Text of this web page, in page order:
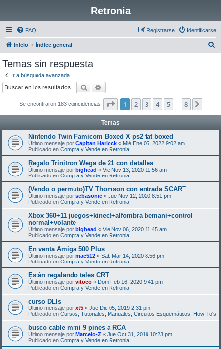
Retronia
FAQ Identificarse
Registrarse
Inicio Índice general
Temas sin respuesta
Ir a búsqueda avanzada
Buscar
Se encontraron 183 coincidencias Página de
1 2 3 4 5 8
Temas
Nintendo Twin Famicom Boxed X ps2 fat boxed
Último mensaje por Capitan Harlock « Mié Ene 05, 2022 9:02 am
Publicado en Compra y Vende en Retronia
Regalo Trinitron Wega de 21 con detalles
Último mensaje por bighead « Vie Nov 13, 2020 11:56 am
Publicado en Compra y Vende en Retronia
(Vendo o permuto)TV Thomson con entrada SCART
Último mensaje por sebasonic « Jue Nov 12, 2020 8:51 pm
Publicado en Compra y Vende en Retronia
Xbox 360+11 juegos+kinect+alfombra bemani+control
normal+volante
Último mensaje por bighead « Vie Nov 06, 2020 11:45 am
Publicado en Compra y Vende en Retronia
En venta Amiga 500 Plus
Último mensaje por mac512 « Sab Mar 14, 2020 8:56 pm
Publicado en Compra y Vende en Retronia
Están regalando teles CRT
Último mensaje por vitoco « Dom Feb 16, 2020 9:41 pm
Publicado en Compra y Vende en Retronia
curso DLIs
Último mensaje por xt5 « Jue Dic 05, 2019 2:31 pm
Publicado en Cursos, Tutoriales, Manuales, Circuitos Esquemáticos, How-To's
busco cable mmi 9 pines a RCA
Último mensaje por Marcelo-Z « Jue Oct 31, 2019 10:23 pm
Publicado en Compra y Vende en Retronia